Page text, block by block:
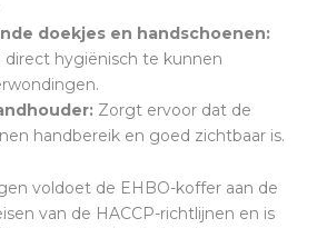
doekjes en handschoenen:
direct hygiënisch te kunnen
Zorgt ervoor dat de
handbereik en goed zichtbaar is.
voldoet de EHBO-koffer aan de
van de HACCP-richtlijnen en is